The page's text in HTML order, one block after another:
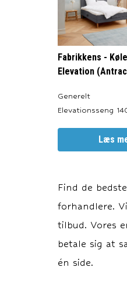
Fabrikkens -
Elevation
Generelt
Elevationsseng
Farve: Antracit,
Lysegrå. Totalhøjde: ca. 64 cm.
Springmadras: 18
Topmadras: ca. 7 cm.
LINAK TD4.
Læs
Find de
forhandlere.
tilbud. Vores
betale sig at
én side.